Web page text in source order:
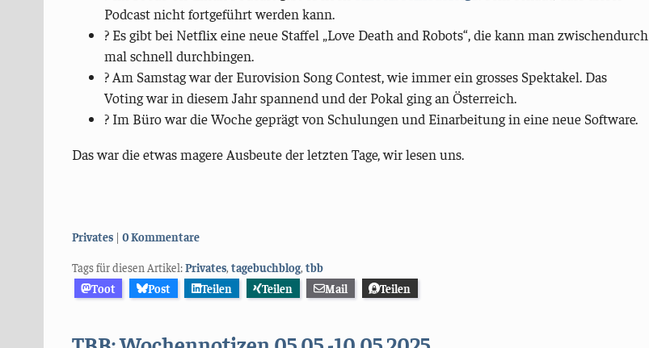
Podcast nicht fortgeführt werden kann.
? Es gibt bei Netflix eine neue Staffel „Love Death and Robots“, die kann man zwischendurch
mal schnell durchbingen.
? Am Samstag war der Eurovision Song Contest, wie immer ein grosses Spektakel. Das
Voting war in diesem Jahr spannend und der Pokal ging an Österreich.
? Im Büro war die Woche geprägt von Schulungen und Einarbeitung in eine neue Software.
Das war die etwas magere Ausbeute der letzten Tage, wir lesen uns.
Kategorien:
Privates 0 Kommentare
Tags für diesen Artikel:Privates, tagebuchblog, tbb
Toot
Post Teilen Teilen Mail Teilen